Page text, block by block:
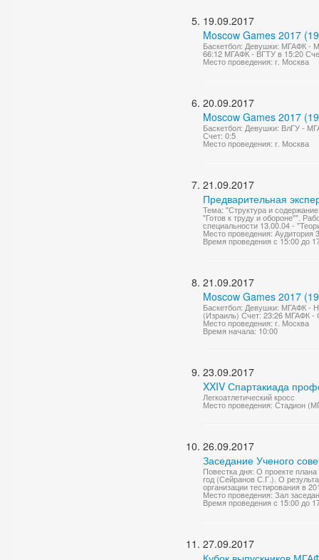
19.09.2017
Moscow Games 2017
Баскетбол: Девушки: МГАФК -
66:12 МГАФК - ВГТУ в 15:20
Место проведения: г. Москва
20.09.2017
Moscow Games 2017
Баскетбол: Девушки: ВлГУ -
Счет: 0:5
Место проведения: г. Москва
21.09.2017
Предварительная
Тема: "Структура и
"Готов к труду и обороне"".
специальности 13.00.04 -
Место проведения: Аудитория
Время проведения с 15:00 до
21.09.2017
Moscow Games 2017
Баскетбол: Девушки: МГАФК -
(Израиль) Счет: 23:26 МГАФК -
Место проведения: г. Москва
Время начала: 10:00
23.09.2017
XXIV Спартакиада
Легкоатлетический кросс
Место проведения: Стадион
26.09.2017
Заседание Ученого
Повестка дня: О проекте
год (Сейранов С.Г.). О
организации тестирования в
Место проведения: Зал
Время проведения с 15:00 до
27.09.2017